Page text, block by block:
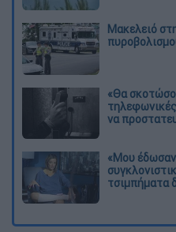
Μακελειό
«Θα
να
«Μου
τσιμπήματα